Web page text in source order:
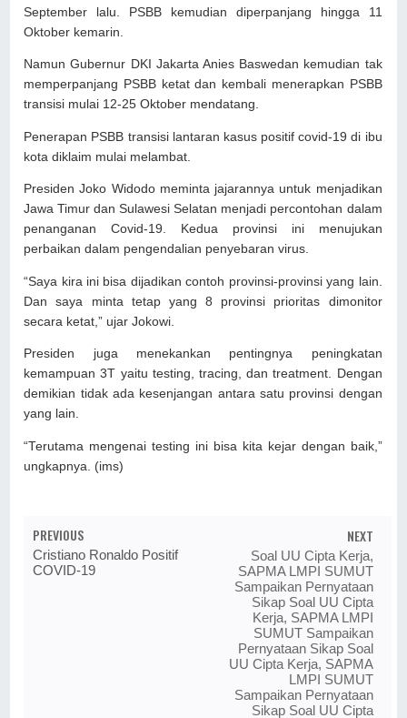
September lalu. PSBB kemudian diperpanjang hingga 11
Oktober kemarin.
Namun Gubernur DKI Jakarta Anies Baswedan kemudian tak
memperpanjang PSBB ketat dan kembali menerapkan PSBB
transisi mulai 12-25 Oktober mendatang.
Penerapan PSBB transisi lantaran kasus positif covid-19 di ibu
kota diklaim mulai melambat.
Presiden Joko Widodo meminta jajarannya untuk menjadikan
Jawa Timur dan Sulawesi Selatan menjadi percontohan dalam
penanganan Covid-19. Kedua provinsi ini menujukan
perbaikan dalam pengendalian penyebaran virus.
“Saya kira ini bisa dijadikan contoh provinsi-provinsi yang lain.
Dan saya minta tetap yang 8 provinsi prioritas dimonitor
secara ketat,” ujar Jokowi.
Presiden juga menekankan pentingnya peningkatan
kemampuan 3T yaitu testing, tracing, dan treatment. Dengan
demikian tidak ada kesenjangan antara satu provinsi dengan
yang lain.
“Terutama mengenai testing ini bisa kita kejar dengan baik,”
ungkapnya. (ims)
PREVIOUS
Cristiano Ronaldo Positif
COVID-19
NEXT
Soal UU Cipta Kerja,
SAPMA LMPI SUMUT
Sampaikan Pernyataan
Sikap Soal UU Cipta
Kerja, SAPMA LMPI
SUMUT Sampaikan
Pernyataan Sikap Soal
UU Cipta Kerja, SAPMA
LMPI SUMUT
Sampaikan Pernyataan
Sikap Soal UU Cipta